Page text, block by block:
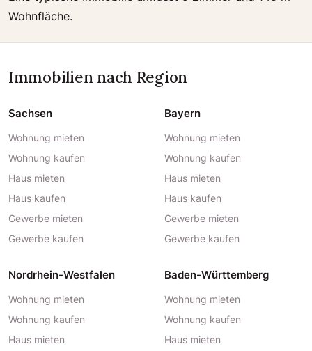
Wohnfläche.
Immobilien nach Region
Sachsen
Wohnung mieten
Wohnung kaufen
Haus mieten
Haus kaufen
Gewerbe mieten
Gewerbe kaufen
Bayern
Wohnung mieten
Wohnung kaufen
Haus mieten
Haus kaufen
Gewerbe mieten
Gewerbe kaufen
Nordrhein-Westfalen
Wohnung mieten
Wohnung kaufen
Haus mieten
Baden-Württemberg
Wohnung mieten
Wohnung kaufen
Haus mieten